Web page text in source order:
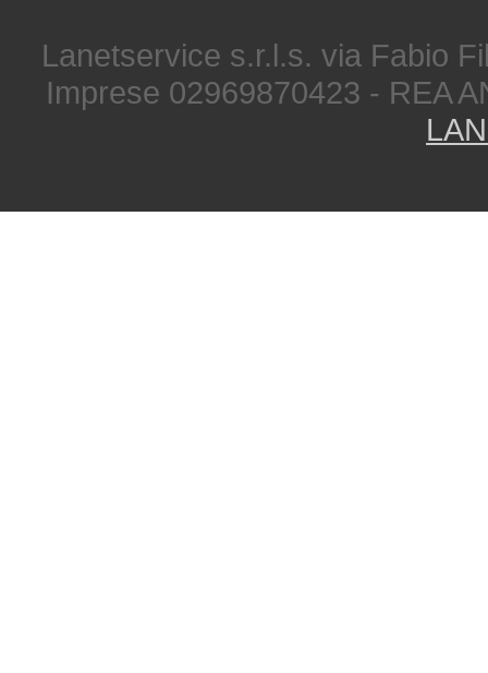
Lanetservice s.r.l.s. via Fabio
Imprese 02969870423 - REA